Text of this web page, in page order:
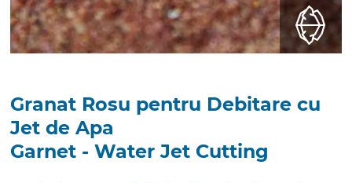
Granat Rosu pentru Debitare cu
Jet de Apa
Garnet - Water Jet Cutting